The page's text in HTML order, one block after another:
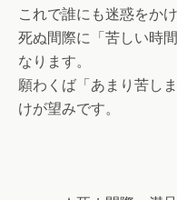
これで誰にも迷惑をか
死ぬ間際に「苦しい時
なります。
願わくば「あまり苦し
けが望みです。